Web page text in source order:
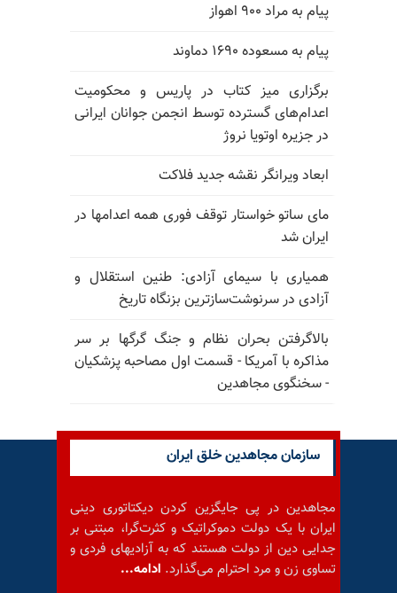
پیام به مراد ۹۰۰ اهواز
پیام به مسعوده ۱۶۹۰ دماوند
برگزاری میز کتاب در پاریس و محکومیت
اعدام‌های گسترده توسط انجمن جوانان ایرانی
در جزیره اوتویا نروژ
ابعاد ویرانگر نقشه جدید فلاکت
مای ساتو خواستار توقف فوری همه اعدامها در
ایران شد
همیاری با سیمای آزادی: طنین استقلال و
آزادی در سرنوشت‌سازترین بزنگاه تاریخ
بالا‌گرفتن بحران نظام و جنگ گرگها بر سر
مذاکره با آمریکا - قسمت اول مصاحبه پزشکیان
- سخنگوی مجاهدین
سازمان مجاهدین خلق ایران
مجاهدین در پی جایگزین کردن دیکتاتوری دینی
ایران با یک دولت دموکراتیک و کثرت‌گرا، مبتنی بر
جدایی دین از دولت هستند که به آزادیهای فردی و
تساوی زن و مرد احترام می‌گذارد. ادامه...